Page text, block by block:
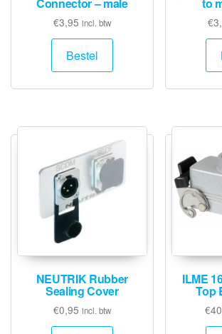
€3,95 incl. btw
Bestel
€
NEUTRIK Rubber
Sealing Cover
€0,95 incl. btw
ILME
Top
€